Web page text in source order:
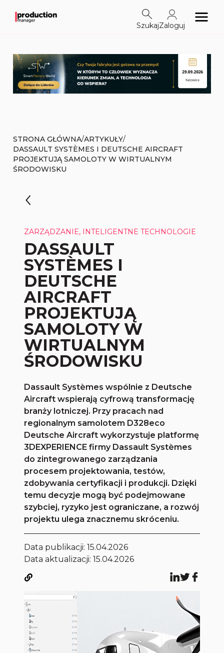
SzukajZaloguj
STRONA GŁÓWNA/ARTYKUŁY/
DASSAULT SYSTÈMES I DEUTSCHE AIRCRAFT
PROJEKTUJĄ SAMOLOTY W WIRTUALNYM
ŚRODOWISKU
ZARZĄDZANIE, INTELIGENTNE TECHNOLOGIE
DASSAULT
SYSTÈMES I
DEUTSCHE
AIRCRAFT
PROJEKTUJĄ
SAMOLOTY W
WIRTUALNYM
ŚRODOWISKU
Dassault Systèmes wspólnie z Deutsche
Aircraft wspierają cyfrową transformację
branży lotniczej. Przy pracach nad
regionalnym samolotem D328eco
Deutsche Aircraft wykorzystuje platformę
3DEXPERIENCE firmy Dassault Systèmes
do zintegrowanego zarządzania
procesem projektowania, testów,
zdobywania certyfikacji i produkcji. Dzięki
temu decyzje mogą być podejmowane
szybciej, ryzyko jest ograniczane, a rozwój
projektu ulega znacznemu skróceniu.
Data publikacji:15.04.2026
Data aktualizacji: 15.04.2026